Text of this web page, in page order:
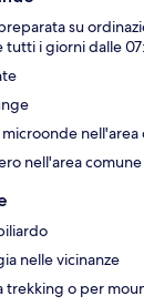
su
tutti i giorni dalle
nell'area
nell'area comune
nelle vicinanze
trekking o per